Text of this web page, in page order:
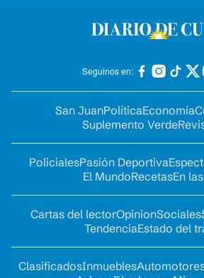
Seguinos en:
San JuanPolíticaEconomía
Suplemento Verde
PolicialesPasión Deportiva
El MundoRecetasEn
Cartas del lectorOpinionSociales
TendenciaEstado del
ClasificadosInmuebles